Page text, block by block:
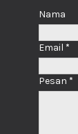
Nama
Email *
Pesan *